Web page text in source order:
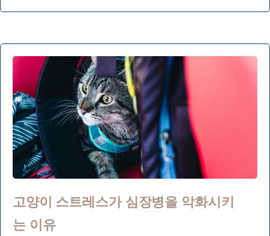
고양이 스트레스가 심장병을 악화시키
는 이유